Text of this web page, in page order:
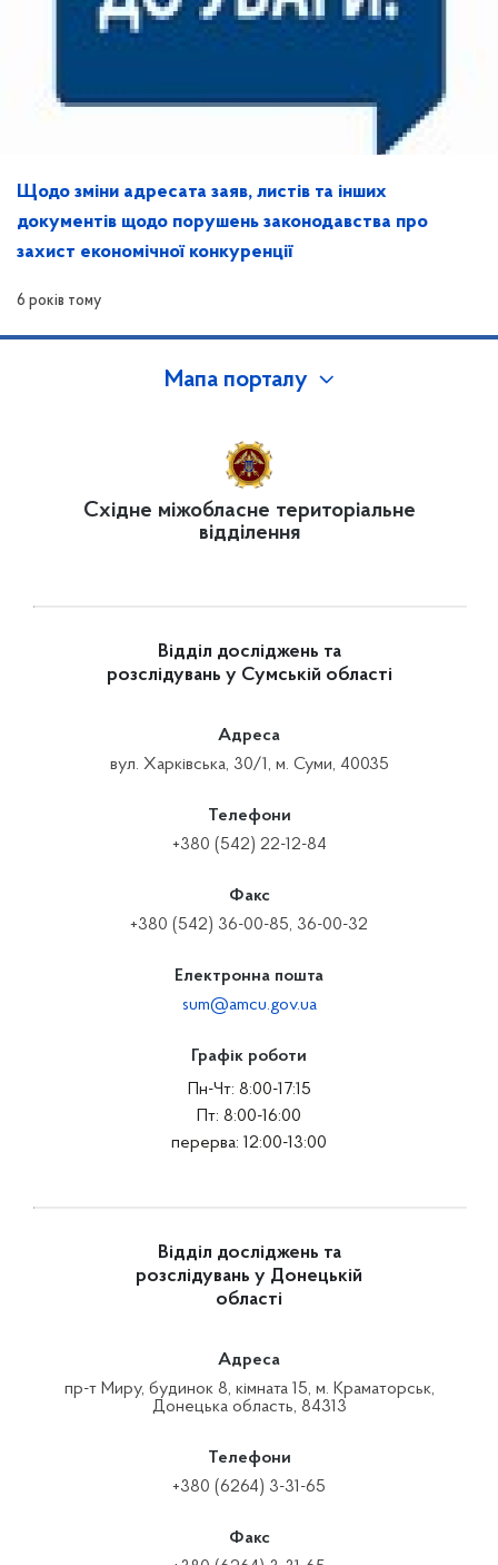
Щодо зміни адресата заяв, листів та інших
документів щодо порушень законодавства про
захист економічної конкуренції
6 років тому
Мапа порталу
Східне міжобласне територіальне
відділення
Відділ досліджень та
розслідувань у Сумській області
Адреса
вул. Харківська, 30/1, м. Суми, 40035
Телефони
+380 (542) 22-12-84
Факс
+380 (542) 36-00-85, 36-00-32
Електронна пошта
sum@amcu.gov.ua
Графік роботи
Пн-Чт: 8:00-17:15
Пт: 8:00-16:00
перерва: 12:00-13:00
Відділ досліджень та
розслідувань у Донецькій
області
Адреса
пр-т Миру, будинок 8, кімната 15, м. Краматорськ,
Донецька область, 84313
Телефони
+380 (6264) 3-31-65
Факс